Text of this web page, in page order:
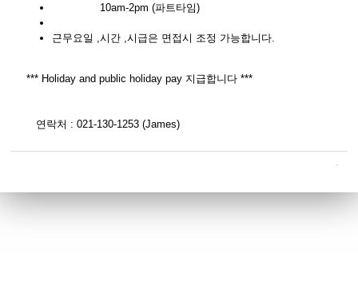
10am-2pm (파트타임)
근무요일 ,시간 ,시급은 면접시 조정 가능합니다.
*** Holiday and public holiday pay 지급합니다 ***
연락처 : 021-130-1253 (James)